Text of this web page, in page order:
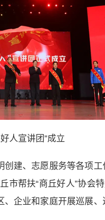
人宣讲团”成立
建、志愿服务等各项工
市帮扶“商丘好人”协会
企业和家庭开展巡展